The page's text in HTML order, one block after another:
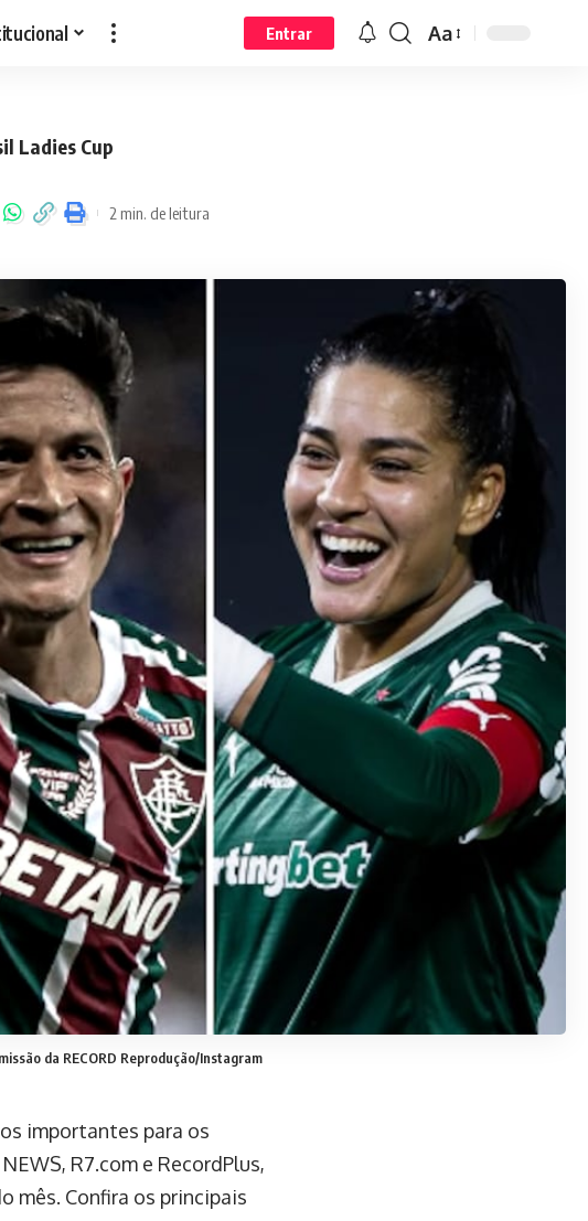
Entrar Aa
Ladies Cup
2 min. de leitura
da RECORD Reprodução/Instagram
importantes para os
R7.com e RecordPlus,
mês. Confira os principais